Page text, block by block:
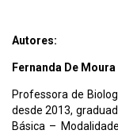
Autores:
Fernanda De
Professora de
desde 2013,
Básica –